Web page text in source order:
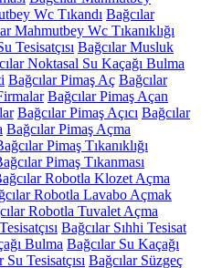
Wc Tıkandı Bağcılar
Mahmutbey Wc Tıkanıklığı
Tesisatçısı Bağcılar Musluk
Noktasal Su Kaçağı Bulma
Bağcılar Pimaş Aç Bağcılar
Bağcılar Pimaş Açan
Bağcılar Pimaş Açıcı Bağcılar
Bağcılar Pimaş Açma
Pimaş Tıkanıklığı
Pimaş Tıkanması
Robotla Klozet Açma
Robotla Lavabo Açmak
Robotla Tuvalet Açma
Bağcılar Sıhhi Tesisat
Bulma Bağcılar Su Kaçağı
Su Tesisatçısı Bağcılar Süzgeç